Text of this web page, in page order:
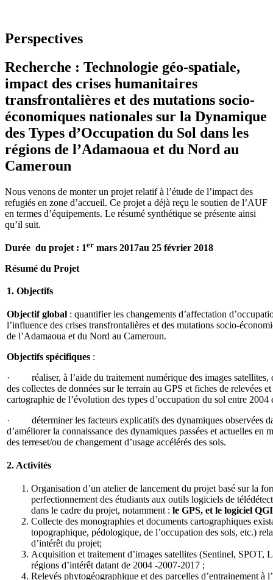
Perspectives
Recherche : Technologie géo-spatiale,
impact des crises humanitaires
transfrontalières et des mutations socio-
économiques nationales sur la Dynamique
des Types d’Occupation du Sol dans les
régions de l’Adamaoua et du Nord au
Cameroun
Nous venons de monter un projet relatif à l’étude de l’impact des
refugiés en zone d’accueil. Ce projet a déjà reçu le soutien de l’AUF
en termes d’équipements. Le résumé synthétique se présente ainsi
qu’il suit.
Durée du projet : 1er mars 2017au 25 février 2018
Résumé du Projet
1. Objectifs
Objectif global : quantifier les changements d’affectation
l’influence des crises transfrontalières et des mutations socio-
de l’Adamaoua et du Nord au Cameroun.
Objectifs spécifiques :
· réaliser, à l’aide du traitement numérique des images satellites,
des collectes de données sur le terrain au GPS et fiches de relevées et
cartographie de l’évolution des types d’occupation du sol entre 2004
· déterminer les facteurs explicatifs des dynamiques observées
d’améliorer la connaissance des dynamiques passées et actuelles en
des terreset/ou de changement d’usage accélérés des sols.
2. Activités
Organisation d’un atelier de lancement du projet basé sur la
perfectionnement des étudiants aux outils logiciels de
dans le cadre du projet, notamment : le GPS, et le logiciel
Collecte des monographies et documents cartographiques
topographique, pédologique, de l’occupation des sols, etc.)
d’intérêt du projet;
Acquisition et traitement d’images satellites (Sentinel, SPOT,
régions d’intérêt datant de 2004 -2007-2017 ;
Relevés phytogéographique et des parcelles d’entrainement à